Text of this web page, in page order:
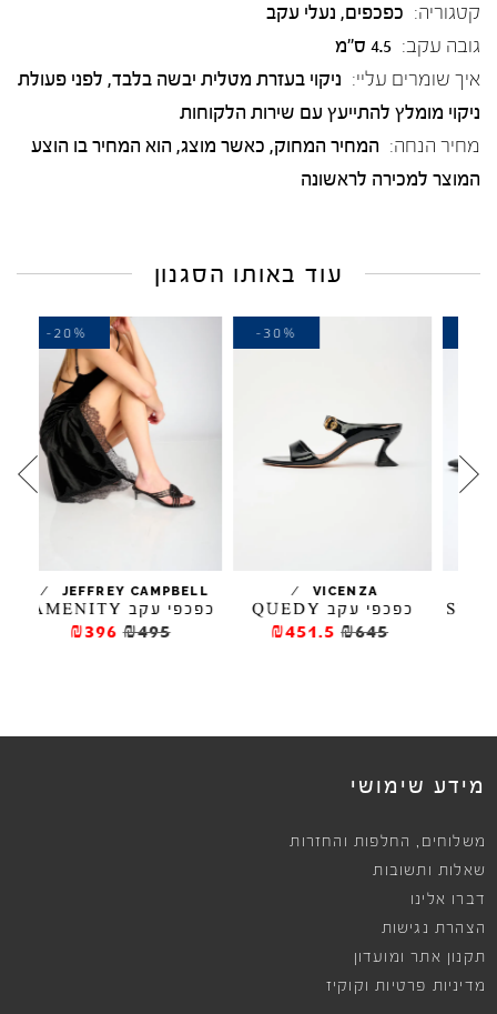
קטגוריה: כפכפים, נעלי עקב
גובה עקב: 4.5 ס"מ
איך שומרים עליי: ניקוי בעזרת מטלית יבשה בלבד, לפני פעולת
ניקוי מומלץ להתייעץ עם שירות הלקוחות
מחיר הנחה: המחיר המחוק, כאשר מוצג, הוא המחיר בו הוצע
המוצר למכירה לראשונה
עוד באותו הסגנון
VICENZA
/
כפכפי עקב QUEDY
₪645
₪451.5
-30%
JEFFREY CAMPBELL
/
כפכפי עקב AMENITY
₪495
₪396
-20%
מידע שימושי
משלוחים , החלפות והחזרות
שאלות ותשובות
דברו אלינו
הצהרת נגישות
תקנון אתר ומועדון
מדיניות פרטיות וקוקיז